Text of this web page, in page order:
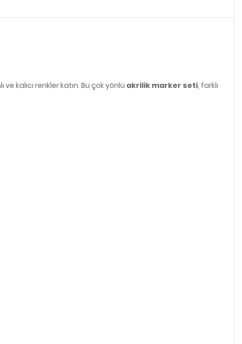
kalıcı renkler katın. Bu çok yönlü akrilik marker seti, farklı